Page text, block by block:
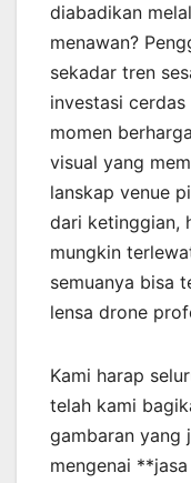
diabadikan
menawan?
sekadar tren
investasi
momen
visual yang
lanskap venue
dari ketinggian,
mungkin
semuanya bisa
lensa drone
Kami harap
telah kami
gambaran yang
mengenai